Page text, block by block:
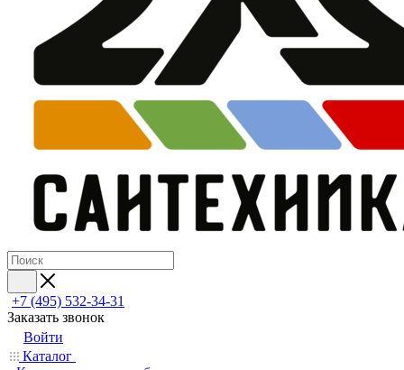
+7 (495) 532‑34‑31
Заказать звонок
Войти
Каталог